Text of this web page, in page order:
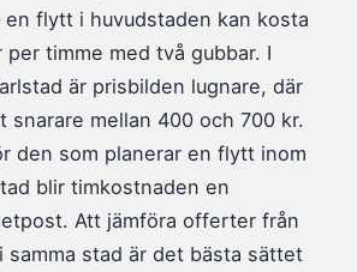
en flytt i huvudstaden kan kosta
timme med två gubbar. I
är prisbilden lugnare, där
snarare mellan 400 och 700 kr.
den som planerar en flytt inom
blir timkostnaden en
Att jämföra offerter från
samma stad är det bästa sättet